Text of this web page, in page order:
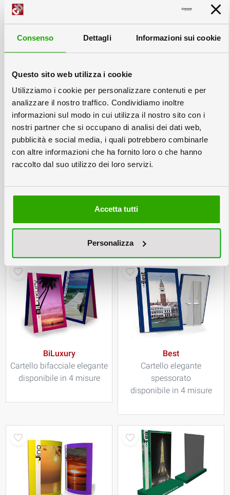
Consenso Dettagli Informazioni sui cookie
Questo sito web utilizza i cookie
Utilizziamo i cookie per personalizzare contenuti e per
analizzare il nostro traffico. Condividiamo inoltre
informazioni sul modo in cui utilizza il nostro sito con i
nostri partner che si occupano di analisi dei dati web,
pubblicità e social media, i quali potrebbero combinarle
con altre informazioni che ha fornito loro o che hanno
raccolto dal suo utilizzo dei loro servizi.
Accetta tutti
Personalizza
EsaBlist
Espositore da banco
Luxury
Cartello elegante risvoltato
Blist
Espositore da banco
in cartone per blisterati
Smart
Cartello Economico
3 misure XL
BiLuxury
Cartello bifacciale elegante
disponibile in 4 misure
Best
Cartello elegante
spessorato
disponibile in 4 misure